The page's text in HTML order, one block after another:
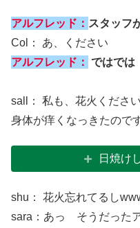
アルフレッド： スタッフ
Col： あ、ください
アルフレッド： ではで
sall： 私も、花火くださ
身体が痒くなっきたので
日焼け
shu： 花火忘れてるし
sara：あっ そうだった